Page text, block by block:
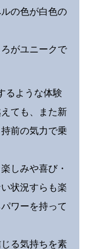
の色が白色の
がユニークで
るような体験
ても、また新
前の気力で乗
しみや喜び・
状況すらも楽
ワーを持って
る気持ちを素